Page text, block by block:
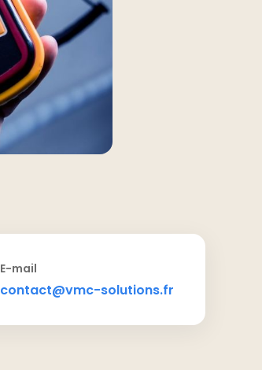
E-mail
contact@vmc-solutions.fr